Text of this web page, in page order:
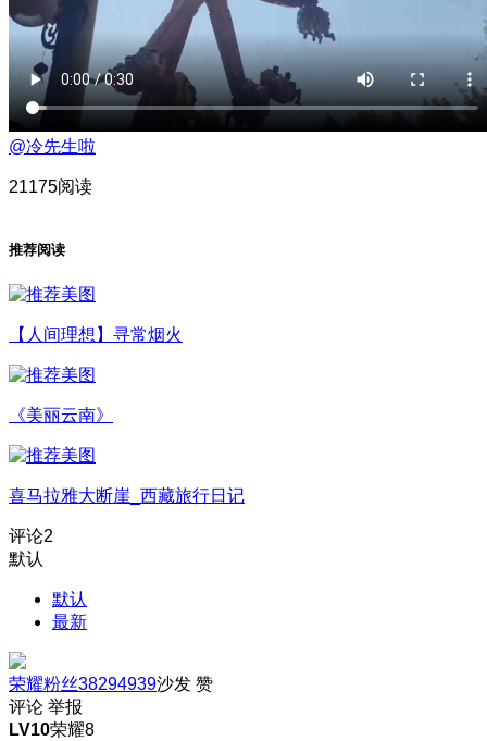
@冷先生啦
21175阅读
推荐阅读
【人间理想】寻常烟火
《美丽云南》
喜马拉雅大断崖_西藏旅行日记
评论2
默认
默认
最新
荣耀粉丝38294939沙发 赞
评论 举报
LV10荣耀8